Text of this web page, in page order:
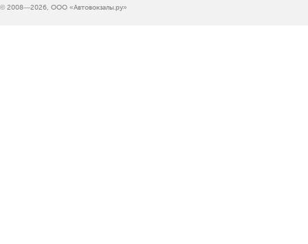
© 2008—2026, ООО «Автовокзалы.ру»